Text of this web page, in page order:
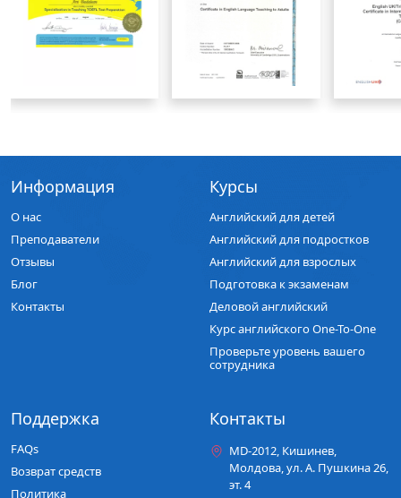
Информация
О нас
Преподаватели
Отзывы
Блог
Контакты
Курсы
Английский для детей
Английский для подростков
Английский для взрослых
Подготовка к экзаменам
Деловой английский
Курс английского One-To-One
Проверьте уровень вашего
сотрудника
Поддержка
FAQs
Возврат средств
Политика
Контакты
MD-2012, Кишинев,
Молдова, ул. A. Пушкина 26,
эт. 4